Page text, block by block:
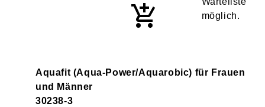
Aquafit (Aqua-Power/Aquarobic) für Frauen
und Männer
30238-3